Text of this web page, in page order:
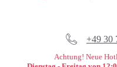
+49 30
Achtung! Neue